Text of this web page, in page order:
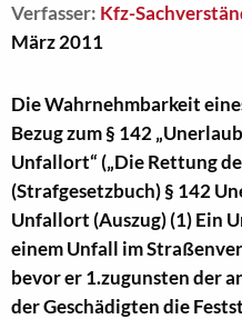
Verfasser: Kfz-
März 2011
Die Wahrnehmbarkeit
Bezug zum § 142
Unfallort“ („Die Rettung
(Strafgesetzbuch) § 142
Unfallort (Auszug) (1) Ein
einem Unfall im
bevor er 1.zugunsten der
der Geschädigten die